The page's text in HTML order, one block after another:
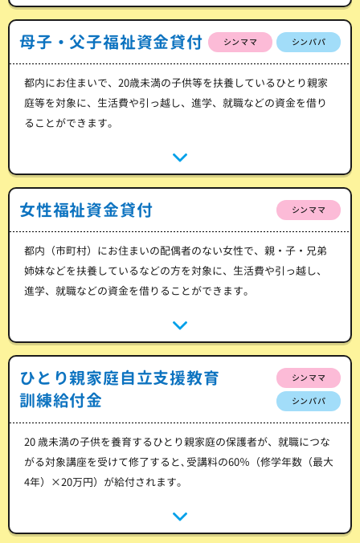
母子・父子福祉資金貸付 シンママ シンパパ
都内にお住まいで、20歳未満の子供等を扶養しているひとり親家
庭等を対象に、生活費や引っ越し、進学、就職などの資金を借り
ることができます。
女性福祉資金貸付 シンママ
都内（市町村）にお住まいの配偶者のない女性で、親・子・兄弟
姉妹などを扶養しているなどの方を対象に、生活費や引っ越し、
進学、就職などの資金を借りることができます。
ひとり親家庭自立支援教育
訓練給付金
シンママ
シンパパ
20 歳未満の子供を養育するひとり親家庭の保護者が、就職につな
がる対象講座を受けて修了すると､受講料の60％（修学年数（最大
4年）×20万円）が給付されます。